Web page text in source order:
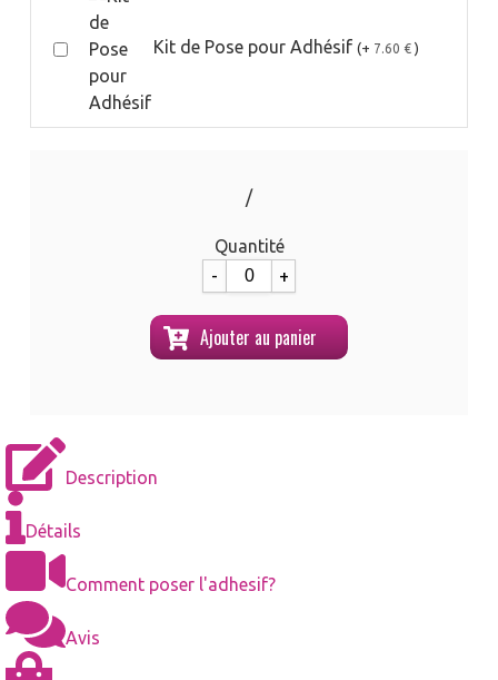
Kit de Pose pour Adhésif (+ 7.60 € )
/
Quantité
-
+
Ajouter au panier
Description
Détails
Comment poser l'adhesif?
Avis